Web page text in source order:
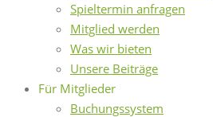
Spieltermin anfragen
Mitglied werden
Was wir bieten
Unsere Beiträge
Für Mitglieder
Buchungssystem